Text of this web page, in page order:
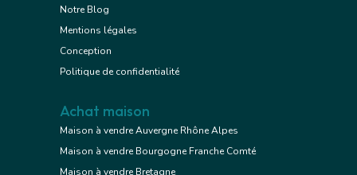
Notre Blog
Mentions légales
Conception
Politique de confidentialité
Achat maison
Maison à vendre Auvergne Rhône Alpes
Maison à vendre Bourgogne Franche Comté
Maison à vendre Bretagne